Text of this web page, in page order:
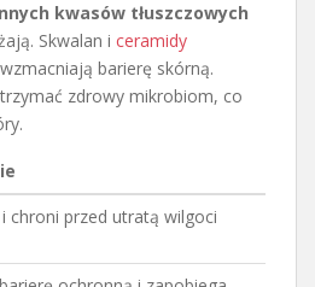
kwasów tłuszczowych
Skwalan i ceramidy
barierę skórną.
zdrowy mikrobiom, co
chroni przed utratą wilgoci